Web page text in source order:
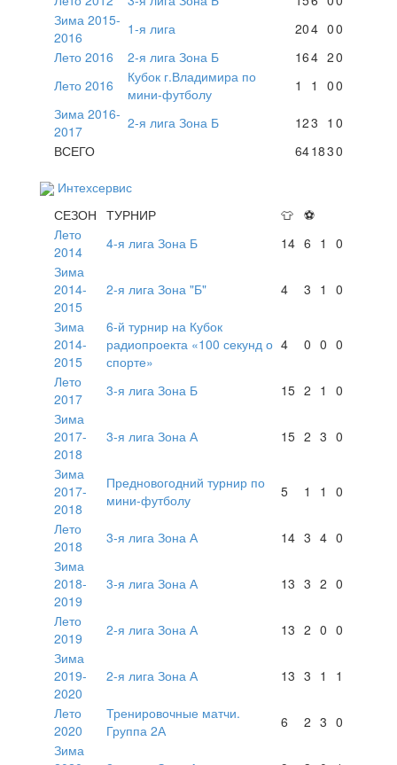
Зима 2015-
2016
1-я лига 204 00
Лето 2016
2-я лига Зона Б 164 20
Лето 2016
Кубок г.Владимира по
мини-футболу
1 1 00
Зима 2016-
2017
2-я лига Зона Б 123 1 0
ВСЕГО
641830
Интехсервис
СЕЗОН ТУРНИР 👕 ⚽
Лето
2014
4-я лига Зона Б 14 6 1
0
Зима
2014-
2015
2-я лига Зона "Б" 4 3 1 0
Зима
2014-
2015
6-й турнир на Кубок
радиопроекта «100 секунд о
спорте»
4 0 0 0
Лето
2017
3-я лига Зона Б 15 2 1
0
Зима
2017-
2018
3-я лига Зона А 15 2 3 0
Зима
2017-
2018
Предновогодний турнир по
мини-футболу
5 1 1 0
Лето
2018
3-я лига Зона А 14 3 4 0
Зима
2018-
2019
3-я лига Зона А 13 3 2 0
Лето
2019
2-я лига Зона А 13 2 0 0
Зима
2019-
2020
2-я лига Зона А 13 3 1 1
Лето
2020
Тренировочные матчи.
Группа 2А
6 2 3 0
Зима